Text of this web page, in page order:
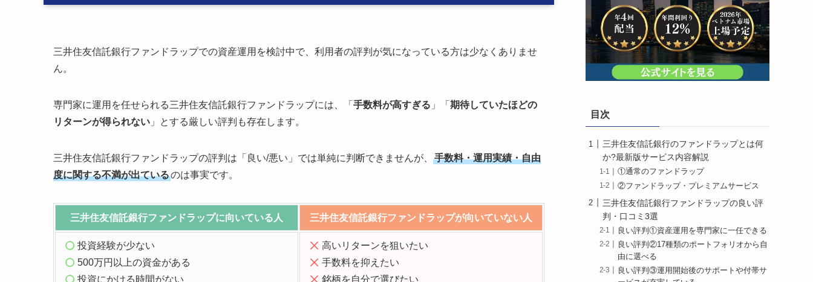
三井住友信託銀行ファンドラップでの資産運用を検討中で、利用者の評判が気になっている方は少なくありませ
ん。
専門家に運用を任せられる三井住友信託銀行ファンドラップには、「 手数料が高すぎる 」「 期待していたほどの
リターンが得られない 」とする厳しい評判も存在します。
三井住友信託銀行ファンドラップの評判は「良い/悪い」では単純に判断できませんが、
手数料・運用実績・自由
度に関する不満が出ているのは事実です。
三井住友信託銀行ファンドラップに向いている人 三井住友信託銀行ファンドラップが向いていない人
投資経験が少ない
500万円以上の資金がある
投資にかける時間がない
高いリターンを狙いたい
手数料を抑えたい
銘柄を自分で選びたい
目次
三井住友信託銀行のファンドラップとは何
か?最新版サービス内容解説
①通常のファンドラップ
②ファンドラップ・プレミアムサービス
三井住友信託銀行ファンドラップの良い評
判・口コミ3選
良い評判①資産運用を専門家に一任できる
良い評判②17種類のポートフォリオから自
由に選べる
良い評判③運用開始後のサポートや付帯サ